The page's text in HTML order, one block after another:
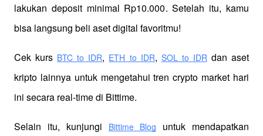
lakukan deposit minimal Rp10.000. Setelah itu, kamu
bisa langsung beli aset digital favoritmu!
Cek kurs BTC to IDR, ETH to IDR, SOL to IDR dan aset
kripto lainnya untuk mengetahui tren crypto market hari
ini secara real-time di Bittime.
Selain itu, kunjungi Bittime Blog
untuk mendapatkan